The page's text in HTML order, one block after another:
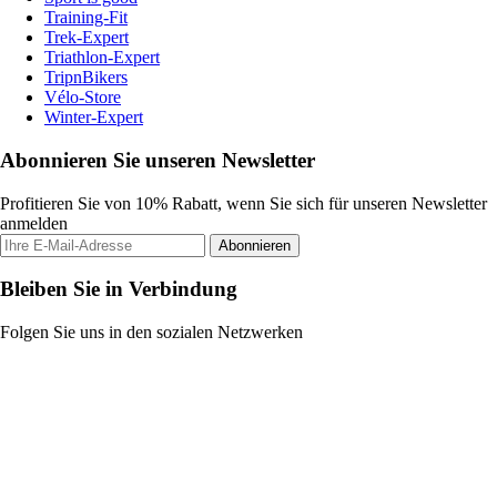
Training-Fit
Trek-Expert
Triathlon-Expert
TripnBikers
Vélo-Store
Winter-Expert
Abonnieren Sie unseren Newsletter
Profitieren Sie von 10% Rabatt, wenn Sie sich für unseren Newsletter
anmelden
Abonnieren
Bleiben Sie in Verbindung
Folgen Sie uns in den sozialen Netzwerken